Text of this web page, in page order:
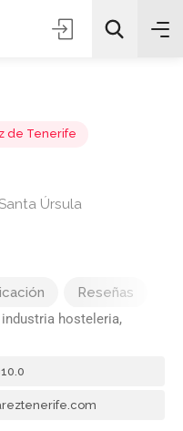
Reseñas
hosteleria,